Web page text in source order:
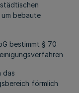
um bebaute
bestimmt § 70
das
förmlich